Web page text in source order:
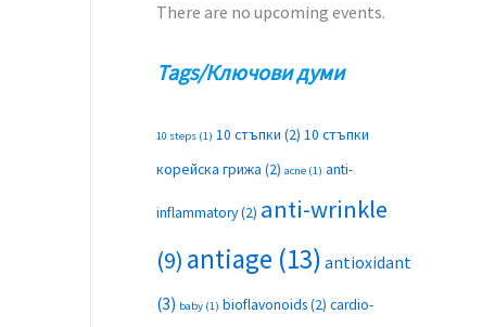
There are no upcoming events.
Tags/Ключови думи
10 steps (1) 10 стъпки (2) 10 стъпки
корейска грижа (2) acne (1) anti-
inflammatory(2) anti-wrinkle
(9) antiage (13) antioxidant
(3) baby (1) bioflavonoids(2) cardio-